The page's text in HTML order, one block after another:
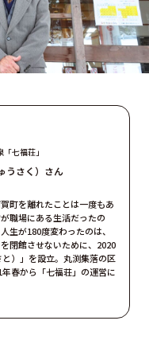
七福荘」
うさく）さん
町を離れたことは一度もあ
職場にある生活だったの
生が180度変わったのは、
閉館させないために、2020
）」を設立。丸渕集落の区
春から「七福荘」の運営に